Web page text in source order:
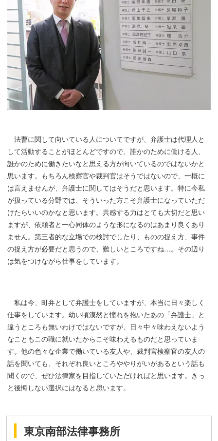
法曹に関して向いている人についてですが、弁護士は代理人と
して活動することがほとんどですので、誰かのために働ける人、
誰かのために働きたいなと思える方が向いているのではないかと
思います。もちろん検察官や裁判官はそうではないので、一概に
は言えませんが、弁護士に関してはそうだと思います。特に今私
が扱っている分野では、そういった方こそ弁護士になっていただ
けたらいいのかなと思います。共感する力はとても大切だと思い
ますが、依頼者と一心同体のような形になるのはあまり良くあり
ません。第三者的な立場での検討でしたり、ものの捉え方、事件
の捉え方が必要だと思うので、難しいところですね…。その辺り
は気をつけながら仕事をしています。
私は今、町弁として弁護士をしていますが、本当に日々楽しく
仕事をしています。幼い頃漠然と憧れを抱いたあの「弁護士」と
違うところも無いわけではないですが、日々中々味わえないよう
なこともこの職に就いたからこそ味わえるものだと思っていま
す。他の色々な企業で働いている友人や、裁判官検察官の友人の
話を聞いても、それぞれ良いところややりがいがあるという話も
聞くので、ぜひ法律家を目指していただければと思います。きっ
と後悔しない選択にはなると思います。
東京南部法律事務所